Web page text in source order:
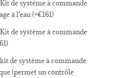
de système à commande
à l’eau (+€161)
de système à commande
)
de système à commande
(permet un contrôle